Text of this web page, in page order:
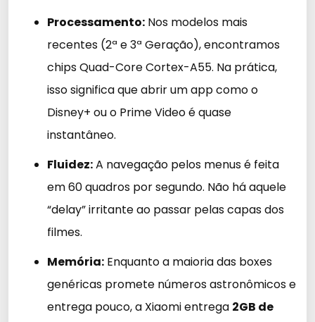
Processamento: Nos modelos mais
recentes (2ª e 3ª Geração), encontramos
chips Quad-Core Cortex-A55. Na prática,
isso significa que abrir um app como o
Disney+ ou o Prime Video é quase
instantâneo.
Fluidez:A navegação pelos menus é feita
em 60 quadros por segundo. Não há aquele
“delay” irritante ao passar pelas capas dos
filmes.
Memória: Enquanto a maioria das boxes
genéricas promete números astronômicos e
entrega pouco, a Xiaomi entrega 2GB de